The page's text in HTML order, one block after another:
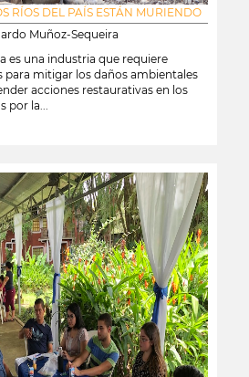
RÍOS DEL PAÍS ESTÁN MURIENDO
Muñoz-Sequeira
es una industria que requiere
para mitigar los daños ambientales
acciones restaurativas en los
la...